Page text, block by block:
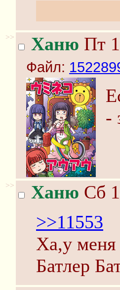
>> Ханю Пт
Файл:
-
>> Ханю Сб
>>11553
Ха,у меня
Батлер